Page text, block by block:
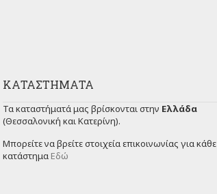
ΚΑΤΑΣΤΉΜΑΤΑ
Τα καταστήματά μας βρίσκονται στην Ελλάδα
(Θεσσαλονική και Κατερίνη).
Μπορείτε να βρείτε στοιχεία επικοινωνίας για κάθε
κατάστημα Εδώ